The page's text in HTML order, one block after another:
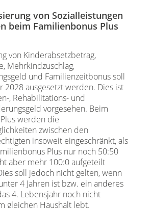
von Sozialleistungen
beim Familienbonus Plus
von Kinderabsetzbetrag,
Mehrkindzuschlag,
und Familienzeitbonus soll
2028 ausgesetzt werden. Dies ist
, Rehabilitations- und
vorgesehen. Beim
werden die
zwischen den
insoweit eingeschränkt, als
Plus nur noch 50:50
aber mehr 100:0 aufgeteilt
soll jedoch nicht gelten, wenn
4 Jahren ist bzw. ein anderes
4. Lebensjahr noch nicht
gleichen Haushalt lebt.